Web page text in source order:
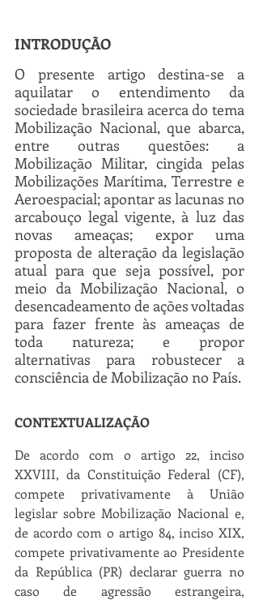
INTRODUÇÃO
O presente artigo destina-se a
aquilatar o entendimento da
sociedade brasileira acerca do tema
Mobilização Nacional, que abarca,
entre outras questões: a
Mobilização Militar, cingida pelas
Mobilizações Marítima, Terrestre e
Aeroespacial; apontar as lacunas no
arcabouço legal vigente, à luz das
novas ameaças; expor uma
proposta de alteração da legislação
atual para que seja possível, por
meio da Mobilização Nacional, o
desencadeamento de ações voltadas
para fazer frente às ameaças de
toda natureza; e propor
alternativas para robustecer a
consciência de Mobilização no País.
CONTEXTUALIZAÇÃO
De acordo com o artigo 22, inciso
XXVIII, da Constituição Federal (CF),
compete privativamente à União
legislar sobre Mobilização Nacional e,
de acordo com o artigo 84, inciso XIX,
compete privativamente ao Presidente
da República (PR) declarar guerra no
caso de agressão estrangeira,